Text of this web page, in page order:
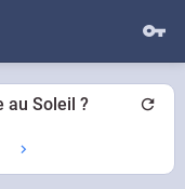
au Soleil ?